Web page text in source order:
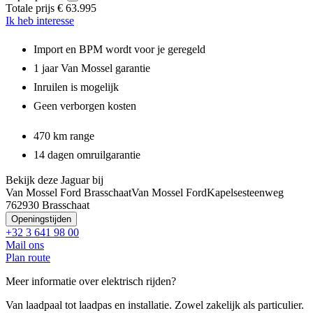
Totale prijs € 63.995
Ik heb interesse
Import en BPM wordt voor je geregeld
1 jaar Van Mossel garantie
Inruilen is mogelijk
Geen verborgen kosten
470 km range
14 dagen omruilgarantie
Bekijk deze Jaguar bij
Van Mossel Ford BrasschaatVan Mossel FordKapelsesteenweg
762930 Brasschaat
Openingstijden
+32 3 641 98 00
Mail ons
Plan route
Meer informatie over elektrisch rijden?
Van laadpaal tot laadpas en installatie. Zowel zakelijk als particulier.